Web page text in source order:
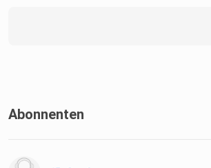
Abonnenten